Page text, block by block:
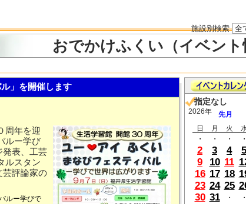
施設別検索
おでかけふくい（イベント
」を開催します
周年を迎
ルー学び
発表、工芸
ルスタン
芸評論家の
ルー学びで
指定なし
2026年 先月
日
月 火
・
・ ・ ・
2
3 4 5
9
10 11
16 17 18
23 24 25
30 31 ・ ・